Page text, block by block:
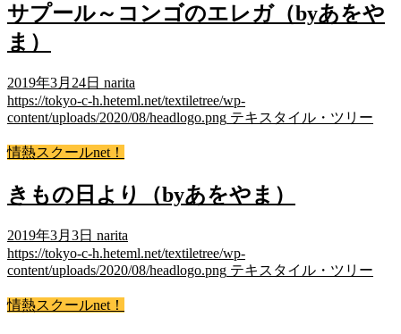
サプール～コンゴのエレガ（byあをや
ま）
2019年3月24日 narita
https://tokyo-c-h.heteml.net/textiletree/wp-
content/uploads/2020/08/headlogo.png テキスタイル・ツリー
情熱スクールnet！
きもの日より（byあをやま）
2019年3月3日 narita
https://tokyo-c-h.heteml.net/textiletree/wp-
content/uploads/2020/08/headlogo.png テキスタイル・ツリー
情熱スクールnet！